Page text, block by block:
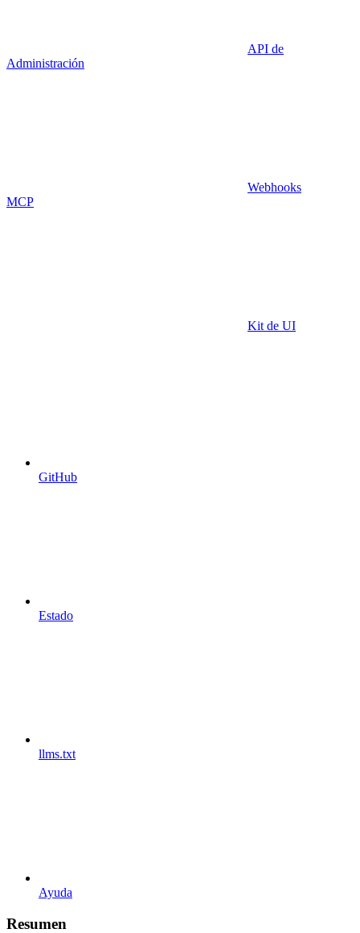
API de
Administración
Webhooks
MCP
Kit de UI
GitHub
Estado
llms.txt
Ayuda
Resumen